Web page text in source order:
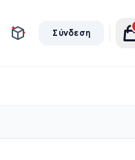
Σύνδεση